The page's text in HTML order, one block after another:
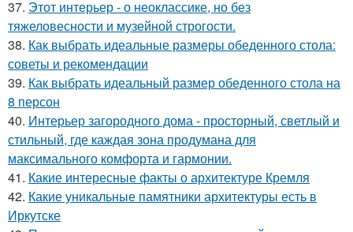
37. Этот интерьер - о неоклассике, но без
тяжеловесности и музейной строгости.
38. Как выбрать идеальные размеры обеденного стола:
советы и рекомендации
39. Как выбрать идеальный размер обеденного стола на
8 персон
40. Интерьер загородного дома - просторный, светлый и
стильный, где каждая зона продумана для
максимального комфорта и гармонии.
41. Какие интересные факты о архитектуре Кремля
42. Какие уникальные памятники архитектуры есть в
Иркутске